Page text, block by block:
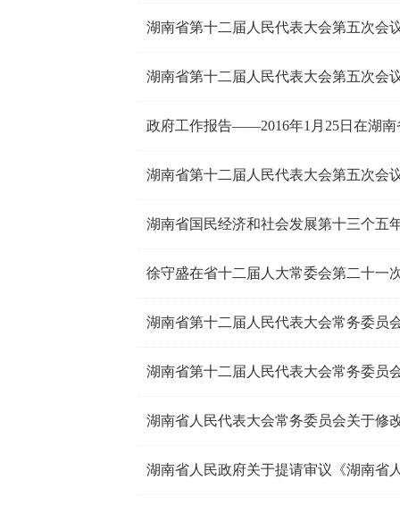
湖南省第十二届人民代表大会第五次会
湖南省第十二届人民代表大会第五次会
政府工作报告——2016年1月25日在湖
湖南省国民经济和社会发展第十三个五
徐守盛在省十二届人大常委会第二十一
湖南省第十二届人民代表大会常务委员
湖南省第十二届人民代表大会常务委员
湖南省人民代表大会常务委员会关于修